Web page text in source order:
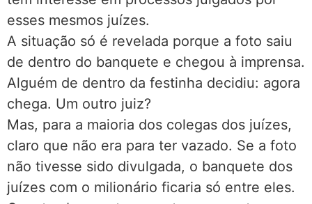
esses mesmos juízes.
A situação só é revelada porque a foto saiu
de dentro do banquete e chegou à imprensa.
Alguém de dentro da festinha decidiu: agora
chega. Um outro juiz?
Mas, para a maioria dos colegas dos juízes,
claro que não era para ter vazado. Se a foto
não tivesse sido divulgada, o banquete dos
juízes com o milionário ficaria só entre eles.